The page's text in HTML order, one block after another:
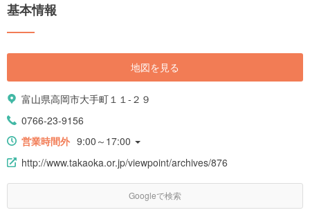
見物客が訪れるおわら風の盆がおすすめです。さまざまなスポットを巡
基本情報
地図を見る
富山県高岡市大手町１１-２９
0766-23-9156
営業時間外 9:00～17:00
http://www.takaoka.or.jp/viewpoint/archives/876
Googleで検索